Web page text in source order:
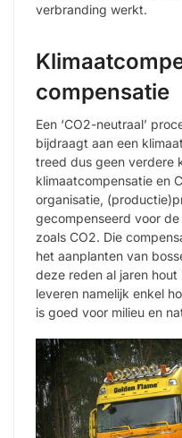
verbranding werkt.
compensatie
Een ‘CO2-neutraal’
bijdraagt aan een
treed dus geen verdere
klimaatcompensatie en
organisatie,
gecompenseerd voor
zoals CO2. Die
het aanplanten van
deze reden al jaren
leveren namelijk enkel
is goed voor milieu en